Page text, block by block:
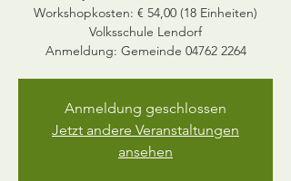
Workshopkosten: € 54,00 (18 Einheiten)
Volksschule Lendorf
Anmeldung: Gemeinde 04762 2264
Anmeldung geschlossen
Jetzt andere Veranstaltungen
ansehen